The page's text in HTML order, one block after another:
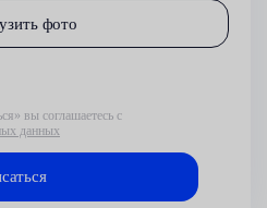
фото
вы соглашаетесь с
данных